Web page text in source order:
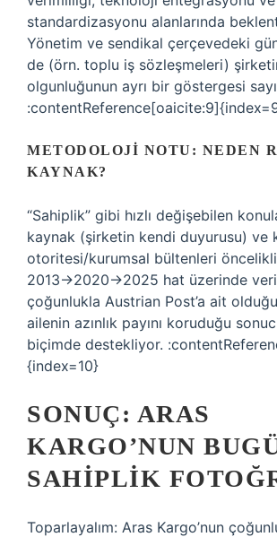
standardizasyonu alanlarında
Yönetim ve sendikal çerçevedeki
de (örn. toplu iş sözleşmeleri)
olgunluğunun ayrı bir göstergesi
METODOLOJI NOTU: NEDEN
KAYNAK?
“Sahiplik” gibi hızlı değişebilen
kaynak (şirketin kendi duyurusu) ve
otoritesi/kurumsal bültenleri
2013→2020→2025 hat üzerinde
çoğunlukla Austrian Post’a ait
ailenin azınlık payını koruduğu
biçimde destekliyor.
{index=10}
SONUÇ: ARAS
KARGO’NUN
SAHIPLIK
Toparlayalım: Aras Kargo’nun